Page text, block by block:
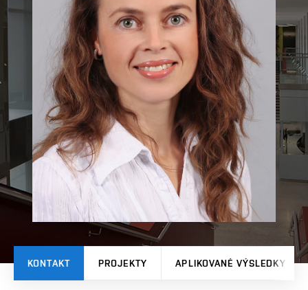
KONTAKT PROJEKTY APLIKOVANÉ VÝSLEDKY